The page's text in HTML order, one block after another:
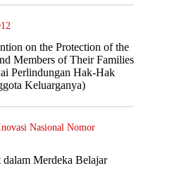
on the Protection of the
Members of Their Families
Perlindungan Hak-Hak
Keluarganya)
Nasional Nomor
Merdeka Belajar